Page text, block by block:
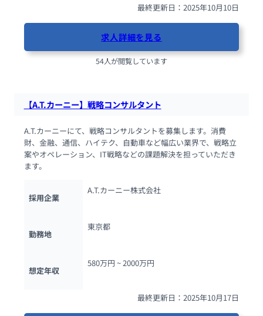
最終更新日：2025年10月10日
求人詳細を見る
54人が閲覧しています
【A.T.カーニー】戦略コンサルタント
A.T.カーニーにて、戦略コンサルタントを募集します。消費
財、金融、通信、ハイテク、自動車など幅広い業界で、戦略立
案やオペレーション、IT戦略などの課題解決を担っていただき
ます。
採用企業
A.T.カーニー株式会社
勤務地
東京都
想定年収
580万円 ~ 2000万円
最終更新日：2025年10月17日